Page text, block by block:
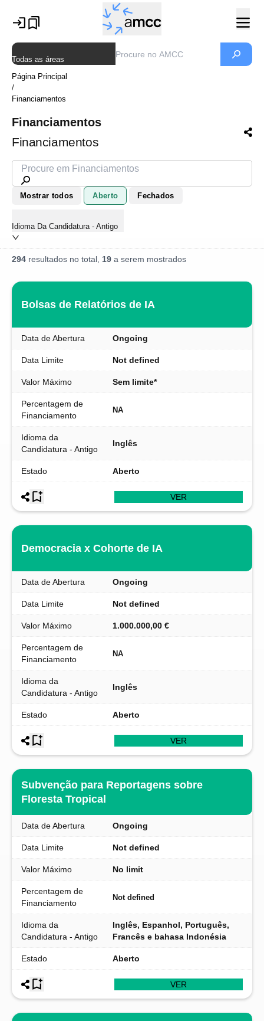
Todas as áreas
Página Principal
/
Financiamentos
Financiamentos
Financiamentos
Mostrar todos Aberto Fechados
Idioma Da Candidatura - Antigo
294 resultados no total, 19 a serem mostrados
Bolsas de Relatórios de IA
Data de Abertura Ongoing
Data Limite Not defined
Valor Máximo Sem limite*
Percentagem de
Financiamento
NA
Idioma da
Candidatura - Antigo
Inglês
Estado Aberto
VER
Democracia x Cohorte de IA
Data de Abertura Ongoing
Data Limite Not defined
Valor Máximo 1.000.000,00 €
Percentagem de
Financiamento
NA
Idioma da
Candidatura - Antigo
Inglês
Estado Aberto
VER
Subvenção para Reportagens sobre
Floresta Tropical
Data de Abertura Ongoing
Data Limite Not defined
Valor Máximo No limit
Percentagem de
Financiamento
Not defined
Idioma da
Candidatura - Antigo
Inglês, Espanhol, Português,
Francês e bahasa Indonésia
Estado Aberto
VER